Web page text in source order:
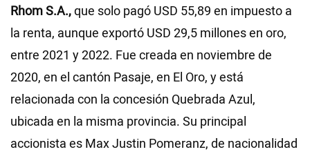
Rhom S.A.,que solo pagó USD 55,89 en impuesto a
la renta, aunque exportó USD 29,5 millones en oro,
entre 2021 y 2022. Fue creada en noviembre de
2020, en el cantón Pasaje, en El Oro, y está
relacionada con la concesión Quebrada Azul,
ubicada en la misma provincia. Su principal
accionista es Max Justin Pomeranz, de nacionalidad